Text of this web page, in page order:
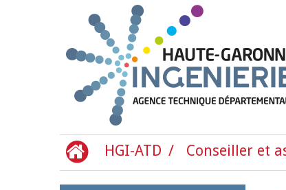
HGI-ATD Conseiller et